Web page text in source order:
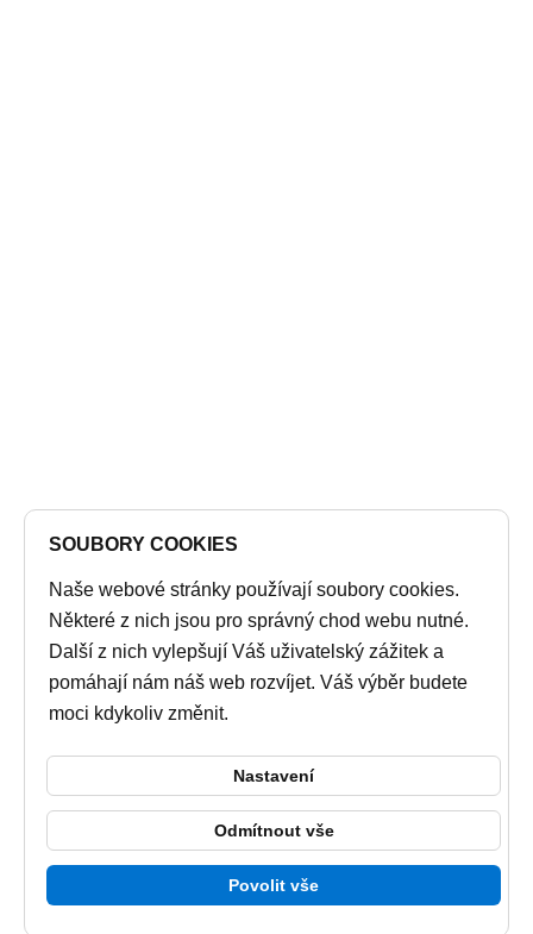
SOUBORY COOKIES
Naše webové stránky používají soubory cookies.
Některé z nich jsou pro správný chod webu nutné.
Další z nich vylepšují Váš uživatelský zážitek a
pomáhají nám náš web rozvíjet. Váš výběr budete
moci kdykoliv změnit.
Nastavení
Odmítnout vše
Povolit vše